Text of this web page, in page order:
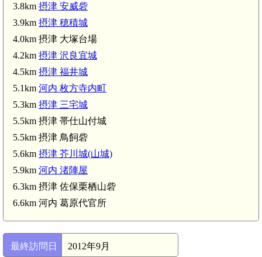
摂津 鳥飼砦(5.5km)
3.8km 摂津 安威砦
3.9km 摂津 穂積城
4.0km 摂津 大塚台場
4.2km 摂津 沢良宜城
4.5km 摂津 福井城
5.1km 河内 枚方寺内町
5.3km 摂津 三宅城
5.5km 摂津 帯仕山付城
5.5km 摂津 鳥飼砦
5.6km 摂津 芥川城(山城)
5.9km 河内 渚陣屋
6.3km 摂津 佐保栗栖山砦
6.6km 河内 葛原代官所
最終訪問日 2012年9月